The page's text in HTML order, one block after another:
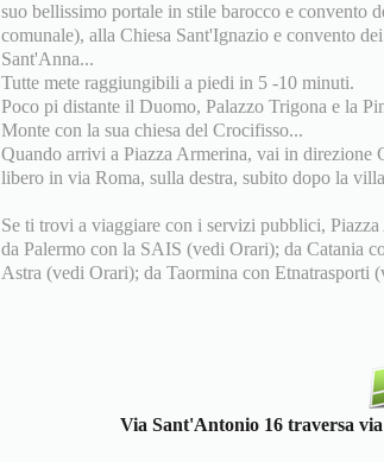
suo bellissimo portale in stile barocco e convento
comunale), alla Chiesa Sant'Ignazio e convento
Sant'Anna...
Tutte mete raggiungibili a piedi in 5 -10 minuti.
Poco pi distante il Duomo, Palazzo Trigona e la
Monte con la sua chiesa del Crocifisso...
Quando arrivi a Piazza Armerina, vai in direzione
libero in via Roma, sulla destra, subito dopo la
Se ti trovi a viaggiare con i servizi pubblici,
da Palermo con la SAIS (vedi Orari); da Catania
Astra (vedi Orari); da Taormina con Etnatrasporti
Via Sant'Antonio 16 traversa